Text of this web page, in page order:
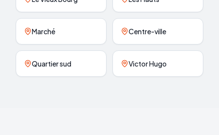
Marché Centre-ville
Quartier sud Victor Hugo